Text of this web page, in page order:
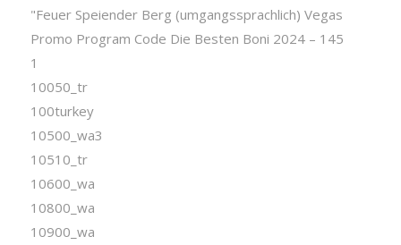
"Feuer Speiender Berg (umgangssprachlich) Vegas
Promo Program Code Die Besten Boni 2024 – 145
1
10050_tr
100turkey
10500_wa3
10510_tr
10600_wa
10800_wa
10900_wa